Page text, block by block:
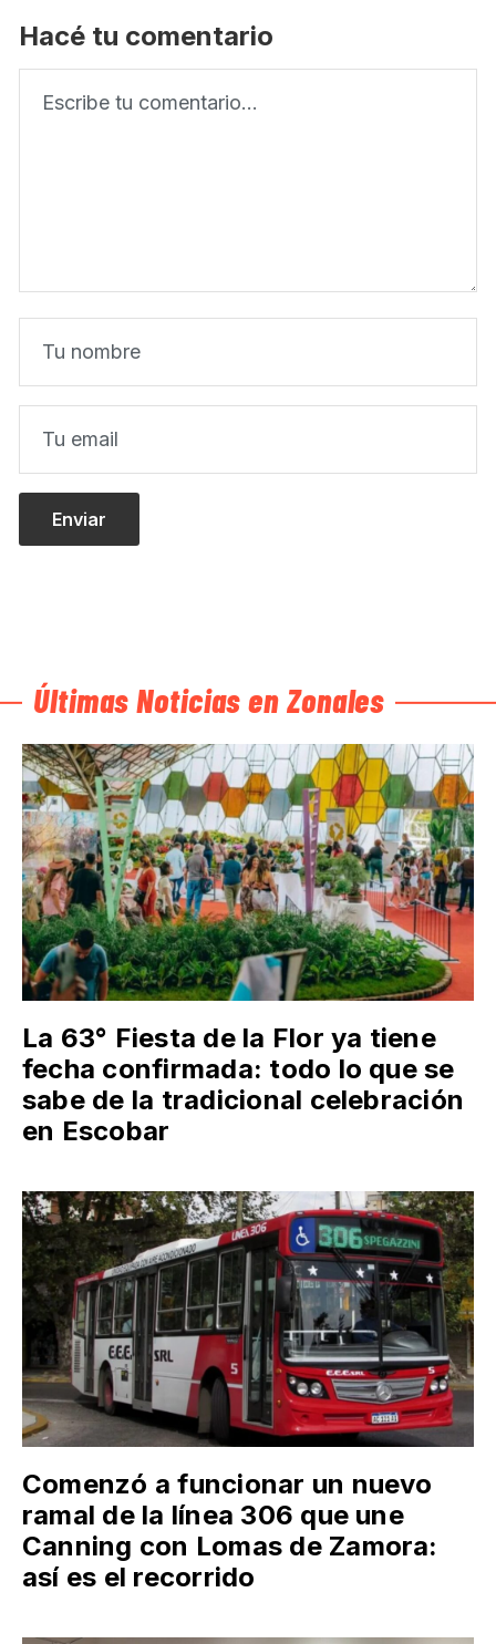
Hacé tu comentario
Últimas Noticias en Zonales
La 63° Fiesta de la Flor ya tiene
fecha confirmada: todo lo que se
sabe de la tradicional celebración
en Escobar
Comenzó a funcionar un nuevo
ramal de la línea 306 que une
Canning con Lomas de Zamora:
así es el recorrido